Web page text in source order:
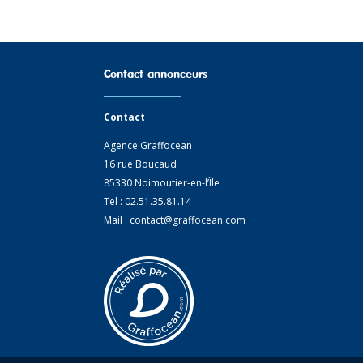
Contact annonceurs
Contact
Agence Graffocean
16 rue Boucaud
85330 Noimoutier-en-l’Île
Tel : 02.51.35.81.14
Mail : contact@graffocean.com